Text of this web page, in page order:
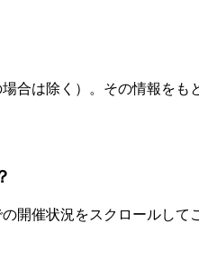
は除く）。その情報を
開催状況をスクロールして